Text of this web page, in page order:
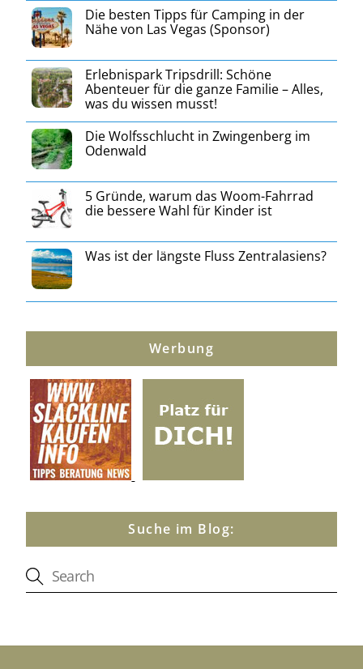
Die besten Tipps für Camping in der
Nähe von Las Vegas (Sponsor)
Erlebnispark Tripsdrill: Schöne
Abenteuer für die ganze Familie – Alles,
was du wissen musst!
Die Wolfsschlucht in Zwingenberg im
Odenwald
5 Gründe, warum das Woom-Fahrrad
die bessere Wahl für Kinder ist
Was ist der längste Fluss Zentralasiens?
Werbung
Suche im Blog: